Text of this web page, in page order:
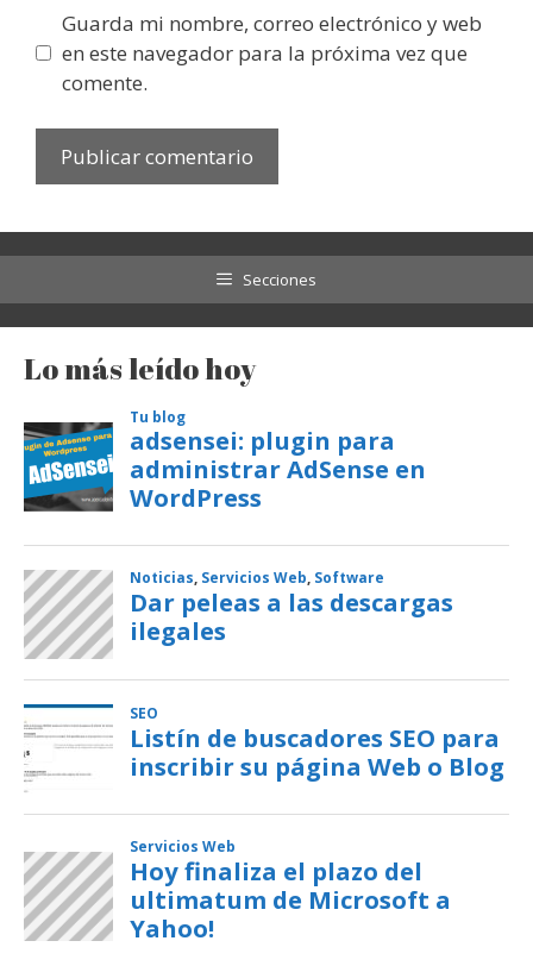
Guarda mi nombre, correo electrónico y web
en este navegador para la próxima vez que
comente.
Secciones
Lo más leído hoy